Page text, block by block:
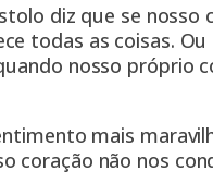
diz que se nosso
todas as coisas.
nosso próprio
mais
coração não nos